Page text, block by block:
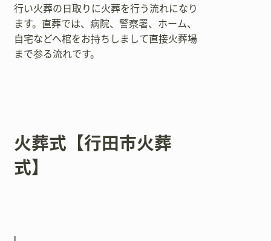
行い火葬の日取りに火葬を行う流れになり
ます。直葬では、病院、警察署、ホーム、
自宅などへ棺をお持ちしまして直接火葬場
まで参る流れです。
火葬式【行田市火葬
式】